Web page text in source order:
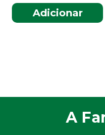
Adicionar
A